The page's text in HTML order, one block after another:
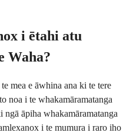
i ētahi atu
Waha?
mea e āwhina ana ki te tere
noa i te whakamāramatanga
āpiha whakamāramatanga
i te mumura i raro iho